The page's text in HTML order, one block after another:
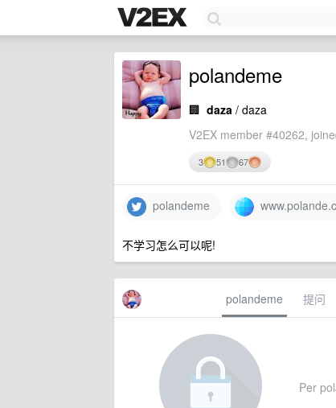
polandeme
🏢 daza / daza
V2EX member #40262,
3 51 67
polandeme
不学习怎么可以呢!
polandeme 提问
Per